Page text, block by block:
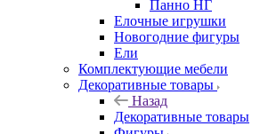
Панно НГ
Елочные игрушки
Новогодние фигуры
Ели
Комплектующие мебели
Декоративные товары
Назад
Декоративные товары